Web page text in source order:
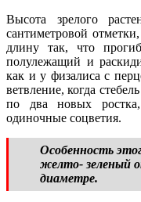
Высота зрелого
сантиметровой
длину так, что
полулежащий и
как и у физалиса с
ветвление, когда
по два новых
одиночные соцветия.
Особенность
желто- зеленый
диаметре.